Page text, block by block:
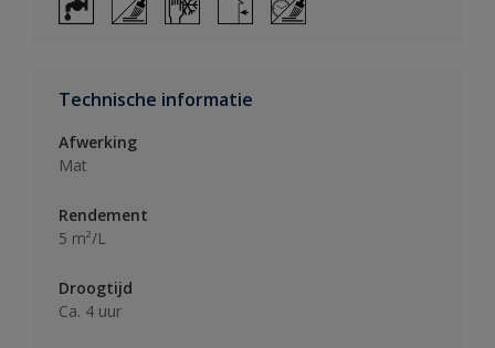
Technische informatie
Afwerking
Mat
Rendement
5 m²/L
Droogtijd
Ca. 4 uur